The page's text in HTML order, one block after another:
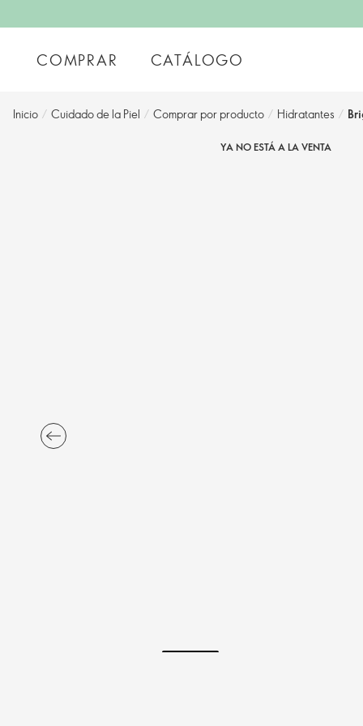
COMPRAR CATÁLOGO
Inicio / Cuidado de la Piel / Comprar por producto / Hidratantes /
YA NO ESTÁ A LA VENTA